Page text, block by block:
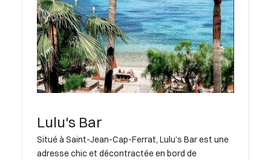
Lulu's Bar
Situé à Saint-Jean-Cap-Ferrat, Lulu’s Bar est une
adresse chic et décontractée en bord de